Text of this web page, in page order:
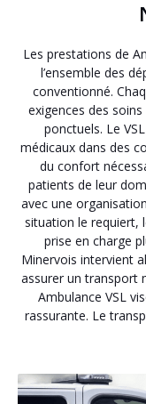
Les prestations de
l’ensemble des
conventionné.
exigences des soins
ponctuels. Le
médicaux dans des
du confort
patients de leur
avec une
situation le requiert,
prise en charge
Minervois intervient
assurer un transport
Ambulance VSL
rassurante. Le